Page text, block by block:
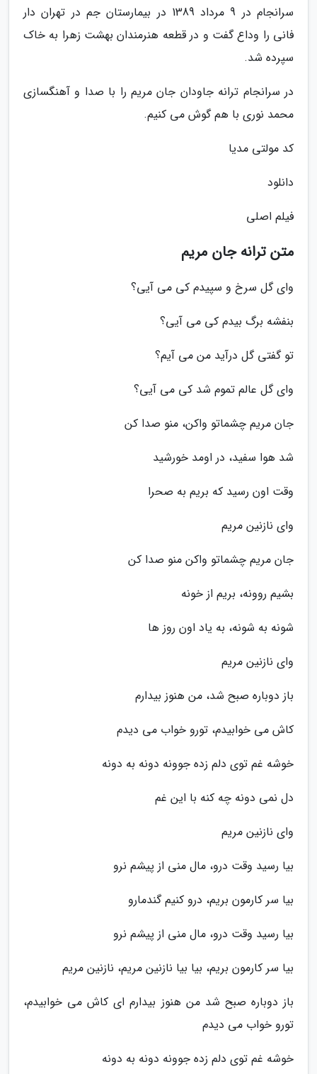
سرانجام در 9 مرداد 1389 در بیمارستان جم در تهران دار
فانی را وداع گفت و در قطعه هنرمندان بهشت زهرا به خاک
سپرده شد.
در سرانجام ترانه جاودان جان مریم را با صدا و آهنگسازی
محمد نوری با هم گوش می کنیم.
کد مولتی مدیا
دانلود
فیلم اصلی
متن ترانه جان مریم
وای گل سرخ و سپیدم کی می آیی؟
بنفشه برگ بیدم کی می آیی؟
تو گفتی گل درآید من می آیم؟
وای گل عالم تموم شد کی می آیی؟
جان مریم چشماتو واکن، منو صدا کن
شد هوا سفید، در اومد خورشید
وقت اون رسید که بریم به صحرا
وای نازنین مریم
جان مریم چشماتو واکن منو صدا کن
بشیم روونه، بریم از خونه
شونه به شونه، به یاد اون روز ها
وای نازنین مریم
باز دوباره صبح شد، من هنوز بیدارم
کاش می خوابیدم، تورو خواب می دیدم
خوشه غم توی دلم زده جوونه دونه به دونه
دل نمی دونه چه کنه با این غم
وای نازنین مریم
بیا رسید وقت درو، مال منی از پیشم نرو
بیا سر کارمون بریم، درو کنیم گندمارو
بیا رسید وقت درو، مال منی از پیشم نرو
بیا سر کارمون بریم، بیا بیا نازنین مریم، نازنین مریم
باز دوباره صبح شد من هنوز بیدارم ای کاش می خوابیدم،
تورو خواب می دیدم
خوشه غم توی دلم زده جوونه دونه به دونه